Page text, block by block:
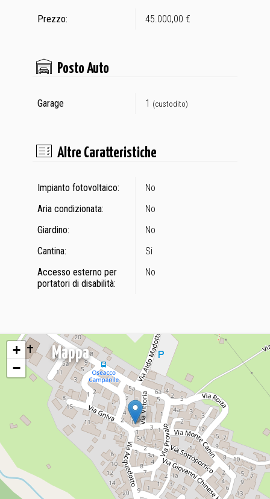
Prezzo: 45.000,00 €
Posto Auto
Garage 1 (custodito)
Altre Caratteristiche
Impianto fotovoltaico:
No
Aria condizionata:
No
Giardino:
No
Cantina:
Si
Accesso esterno per
portatori di disabilità:
No
Mappa
+
−